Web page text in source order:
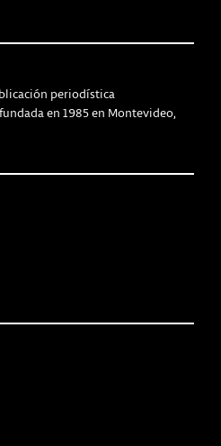
periodística
en 1985 en Montevideo,